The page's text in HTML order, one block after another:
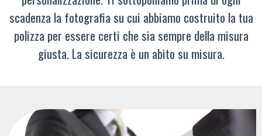
scadenza la fotografia su cui abbiamo costruito la tua
polizza per essere certi che sia sempre della misura
giusta. La sicurezza è un abito su misura.